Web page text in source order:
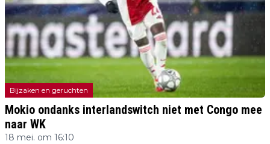
Bijzaken en geruchten
Mokio ondanks interlandswitch niet met Congo mee
naar WK
18 mei. om 16:10